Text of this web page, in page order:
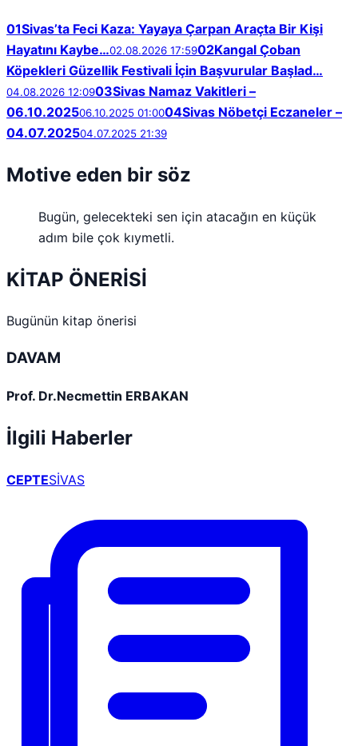
01Sivas’ta Feci Kaza: Yayaya Çarpan Araçta Bir Kişi
Hayatını Kaybe…02.08.2026 17:5902Kangal Çoban
Köpekleri Güzellik Festivali İçin Başvurular Başlad…
04.08.2026 12:0903Sivas Namaz Vakitleri –
06.10.202506.10.2025 01:0004Sivas Nöbetçi Eczaneler –
04.07.202504.07.2025 21:39
Motive eden bir söz
Bugün, gelecekteki sen için atacağın en küçük
adım bile çok kıymetli.
KİTAP ÖNERİSİ
Bugünün kitap önerisi
DAVAM
Prof. Dr.Necmettin ERBAKAN
İlgili Haberler
CEPTESİVAS